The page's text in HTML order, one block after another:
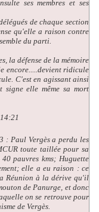
ses membres et ses
de chaque section
qu'elle a raison contre
du parti.
la défense de la mémoire
encore.....devient ridicule
C'est en agissant ainsi
elle même sa mort
: Paul Vergès a perdu les
toute taillée pour sa
pauvres kms; Huguette
elle a eu raison : ce
Réunion à la dérive qu'il
de Panurge, et donc
on se retrouve pour
de Vergès.